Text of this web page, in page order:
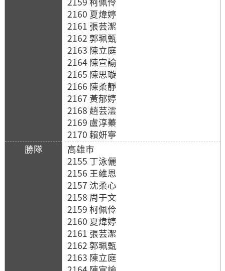
2160 夏煒婷
2161 張芸潔
2162 郭珮甄
2163 陳立庭
2164 陳宣諭
2165 陳思璇
2166 陳柔靜
2167 黃郁婷
2168 趙芸澐
2169 盧淳蓁
2170 賴妍寧
高雄市
2155 丁泳儷
2156 王維恩
2157 沈柔心
2158 周于文
2159 柯佩伶
2160 夏煒婷
2161 張芸潔
2162 郭珮甄
2163 陳立庭